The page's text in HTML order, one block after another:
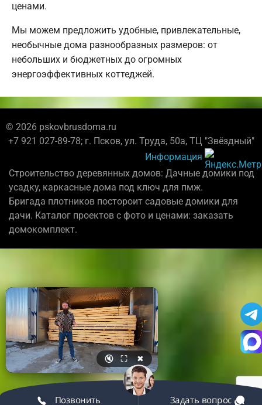
ценами.
Мы можем предложить удобные, привлекательные,
необычные дома разнообразных размеров: от
небольших и бюджетных до огромных
энергоэффективных коттеджей.
© 2026 pskovbrusdoma.ru
+7 921 027-89-78; г. Псков, ул. Труда, 50а, ТЦ "Звёздный"
Информация
Строительство деревянных домов: Дачные домики под
усадку, каркасные дома под ключ для пмж.
Бригада плотников постороит садовые домики для
дачи. Каталог проектов с фото и ценами: заказать
домокомплект.
🔇 ⛶ ✖
Позвонить Задать вопрос